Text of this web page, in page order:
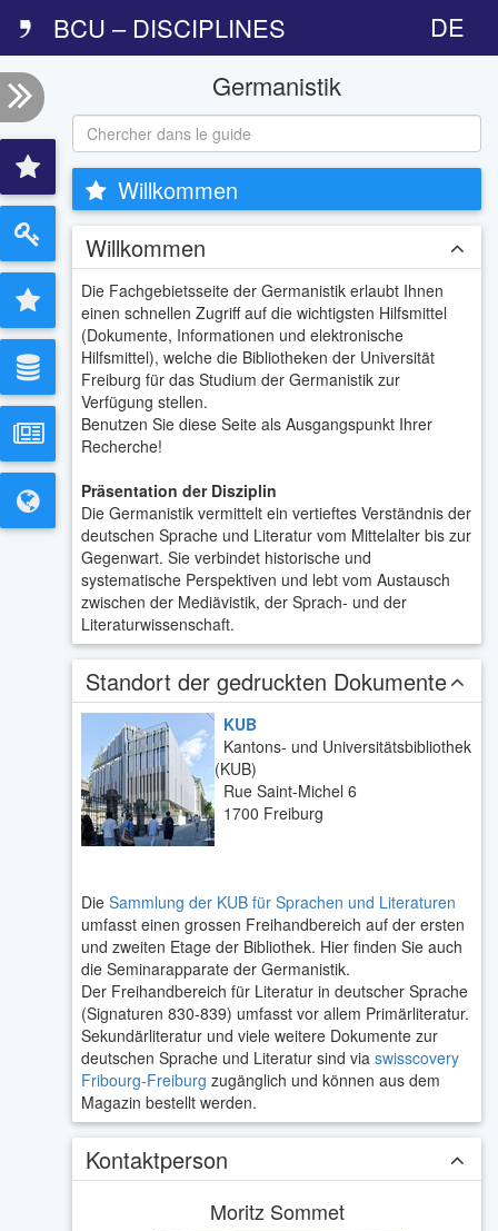
BCU – DISCIPLINES
DE
Germanistik
Willkommen
Willkommen
Die Fachgebietsseite der Germanistik erlaubt Ihnen
einen schnellen Zugriff auf die wichtigsten Hilfsmittel
(Dokumente, Informationen und elektronische
Hilfsmittel), welche die Bibliotheken der Universität
Freiburg für das Studium der Germanistik zur
Verfügung stellen.
Benutzen Sie diese Seite als Ausgangspunkt Ihrer
Recherche!
Präsentation der Disziplin
Die Germanistik vermittelt ein vertieftes Verständnis der
deutschen Sprache und Literatur vom Mittelalter bis zur
Gegenwart. Sie verbindet historische und
systematische Perspektiven und lebt vom Austausch
zwischen der Mediävistik, der Sprach- und der
Literaturwissenschaft.
Standort der gedruckten Dokumente
KUB
Kantons- und Universitätsbibliothek
(KUB)
Rue Saint-Michel 6
1700 Freiburg
DieSammlung der KUB für Sprachen und Literaturen
umfasst einen grossen Freihandbereich auf der ersten
und zweiten Etage der Bibliothek. Hier finden Sie auch
die Seminarapparate der Germanistik.
Der Freihandbereich für Literatur in deutscher Sprache
(Signaturen 830-839) umfasst vor allem Primärliteratur.
Sekundärliteratur und viele weitere Dokumente zur
deutschen Sprache und Literatur sind viaswisscovery
Fribourg-Freiburg zugänglich und können aus dem
Magazin bestellt werden.
Kontaktperson
Moritz Sommet